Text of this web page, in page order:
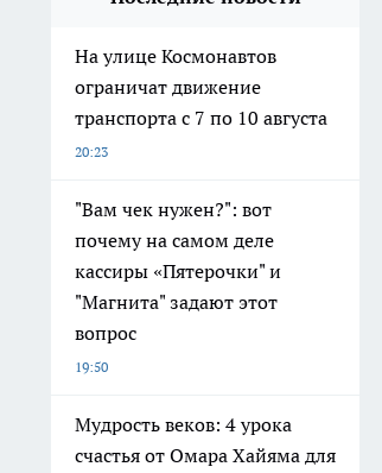
На улице Космонавтов
ограничат движение
транспорта с 7 по 10 августа
20:23
"Вам чек нужен?": вот
почему на самом деле
кассиры «Пятерочки" и
"Магнита" задают этот
вопрос
19:50
Мудрость веков: 4 урока
счастья от Омара Хайяма для